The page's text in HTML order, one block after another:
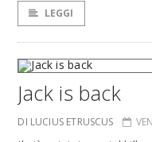
LEGGI
Jack is back
DI LUCIUS ETRUSCUS